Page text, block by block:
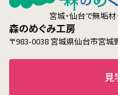
宮城・仙台で無垢材
森のめぐみ工房
〒983-0038 宮城県仙台市宮城
見